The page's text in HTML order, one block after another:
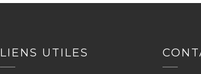
LIENS UTILES